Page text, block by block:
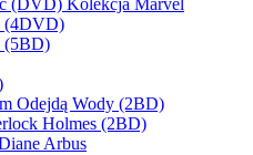
(DVD) Kolekcja Marvel
(4DVD)
(5BD)
Odejdą Wody (2BD)
Holmes (2BD)
Arbus